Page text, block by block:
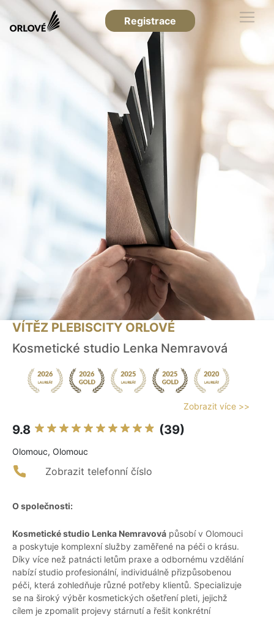
Registrace
VÍTĚZ PLEBISCITY ORLOVÉ
Kosmetické studio Lenka Nemravová
Zobrazit více >>
9.8 (39)
Olomouc, Olomouc
Zobrazit telefonní číslo
O společnosti:
Kosmetické studio Lenka Nemravová působí v Olomouci
a poskytuje komplexní služby zaměřené na péči o krásu.
Díky více než patnácti letům praxe a odbornému vzdělání
nabízí studio profesionální, individuálně přizpůsobenou
péči, která zohledňuje různé potřeby klientů. Specializuje
se na široký výběr kosmetických ošetření pleti, jejichž
cílem je zpomalit projevy stárnutí a řešit konkrétní